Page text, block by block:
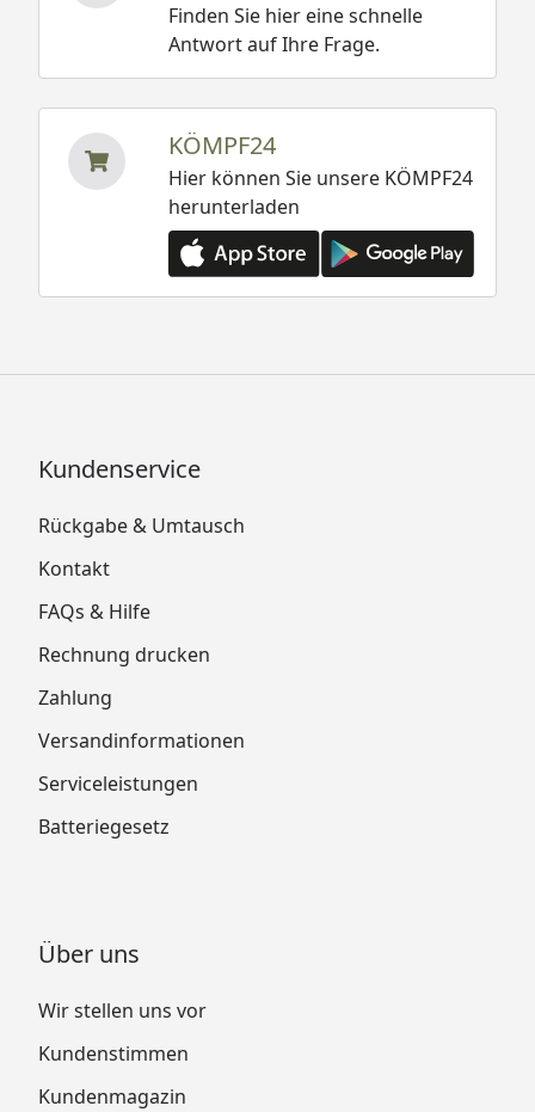
Finden Sie hier eine schnelle
Antwort auf Ihre Frage.
KÖMPF24
Hier können Sie unsere KÖMPF24
herunterladen
Kundenservice
Rückgabe & Umtausch
Kontakt
FAQs & Hilfe
Rechnung drucken
Zahlung
Versandinformationen
Serviceleistungen
Batteriegesetz
Über uns
Wir stellen uns vor
Kundenstimmen
Kundenmagazin